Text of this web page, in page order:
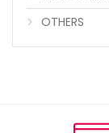
OTHERS